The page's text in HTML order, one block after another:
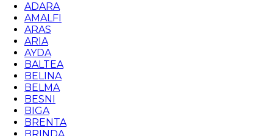
ADARA
AMALFI
ARAS
ARIA
AYDA
BALTEA
BELINA
BELMA
BESNI
BIGA
BRENTA